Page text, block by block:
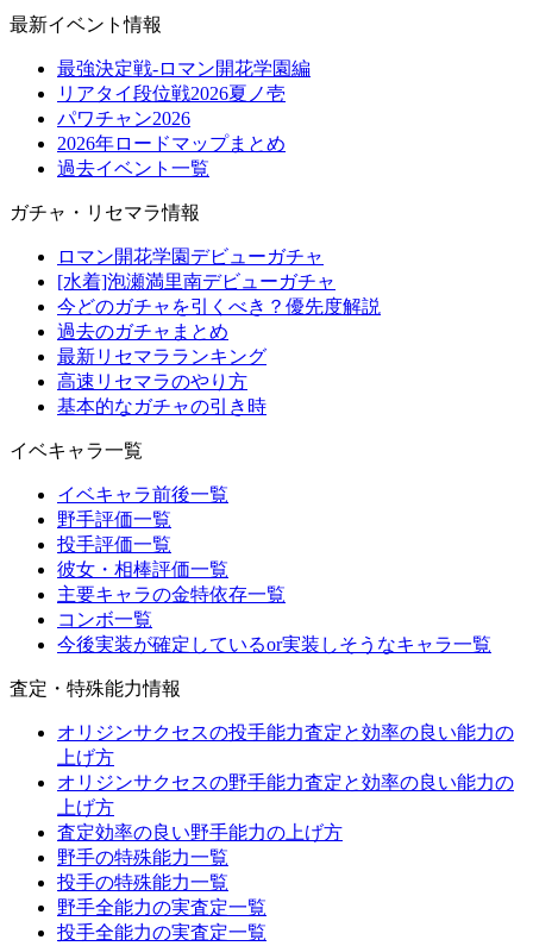
最新イベント情報
最強決定戦-ロマン開花学園編
リアタイ段位戦2026夏ノ壱
パワチャン2026
2026年ロードマップまとめ
過去イベント一覧
ガチャ・リセマラ情報
ロマン開花学園デビューガチャ
[水着]泡瀬満里南デビューガチャ
今どのガチャを引くべき？優先度解説
過去のガチャまとめ
最新リセマラランキング
高速リセマラのやり方
基本的なガチャの引き時
イベキャラ一覧
イベキャラ前後一覧
野手評価一覧
投手評価一覧
彼女・相棒評価一覧
主要キャラの金特依存一覧
コンボ一覧
今後実装が確定しているor実装しそうなキャラ一覧
査定・特殊能力情報
オリジンサクセスの投手能力査定と効率の良い能力の
上げ方
オリジンサクセスの野手能力査定と効率の良い能力の
上げ方
査定効率の良い野手能力の上げ方
野手の特殊能力一覧
投手の特殊能力一覧
野手全能力の実査定一覧
投手全能力の実査定一覧